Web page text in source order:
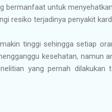
bermanfaat untuk
resiko terjadinya penyakit
tinggi sehingga setiap
kesehatan, namun
yang pernah dilakukan